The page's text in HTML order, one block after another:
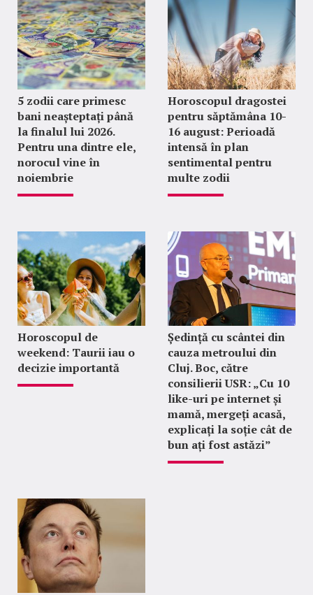
5 zodii care primesc
bani neașteptați până
la finalul lui 2026.
Pentru una dintre ele,
norocul vine în
noiembrie
Horoscopul dragostei
pentru săptămâna 10-
16 august: Perioadă
intensă în plan
sentimental pentru
multe zodii
Horoscopul de
weekend: Taurii iau o
decizie importantă
Ședință cu scântei din
cauza metroului din
Cluj. Boc, către
consilierii USR: „Cu 10
like-uri pe internet și
mamă, mergeți acasă,
explicați la soție cât de
bun ați fost astăzi”